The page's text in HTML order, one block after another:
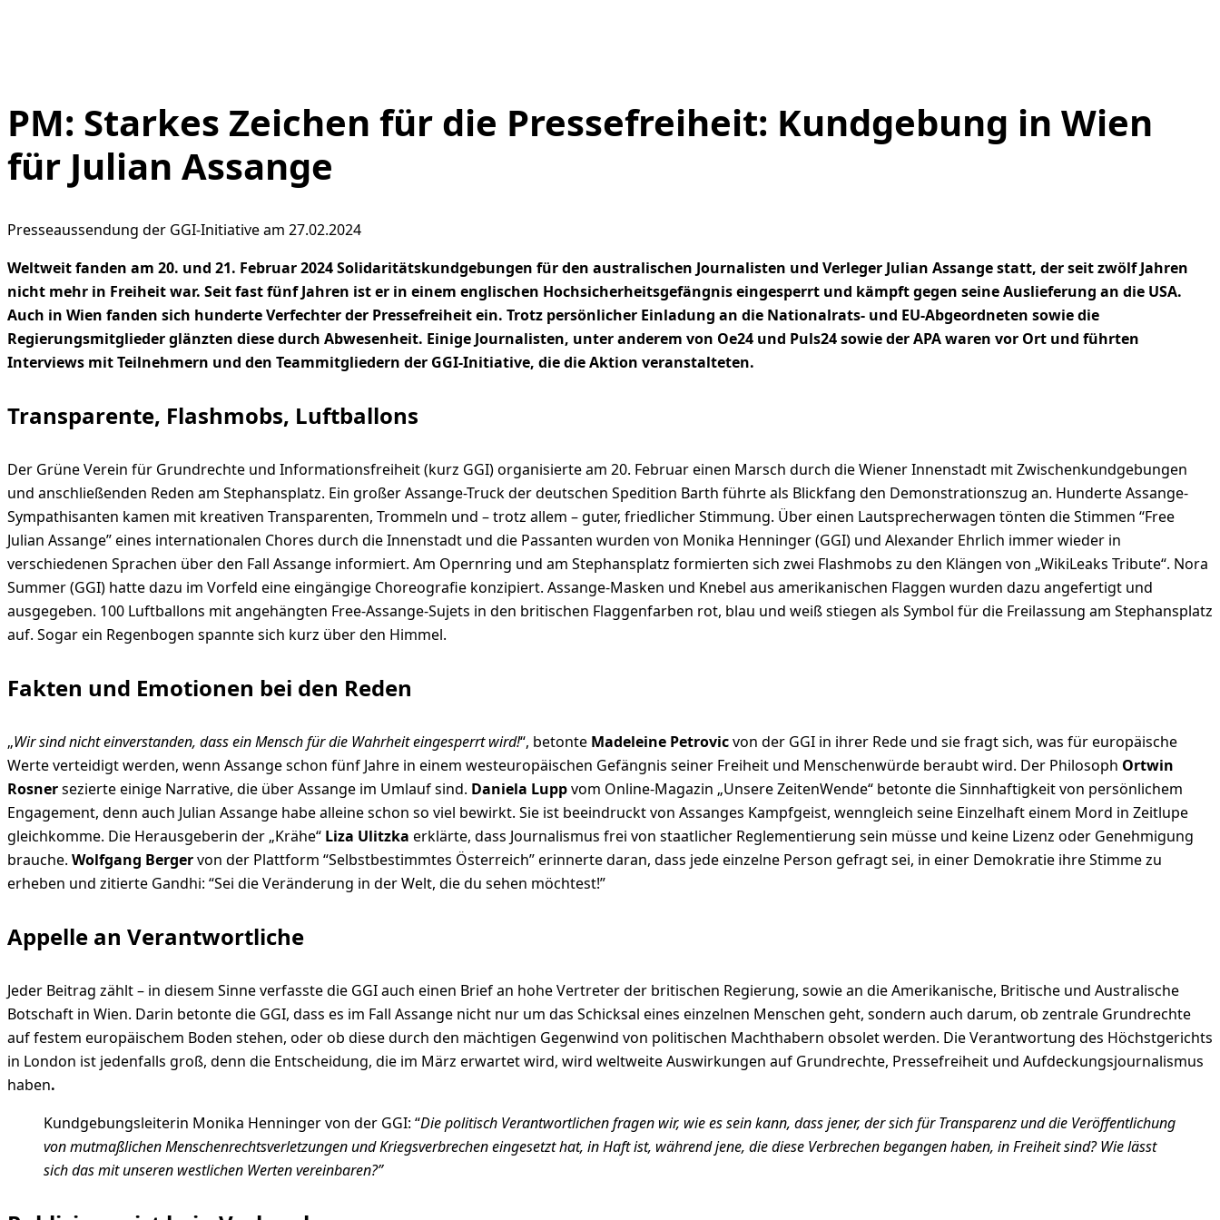
PM: Starkes Zeichen für die Pressefreiheit: Kundgebung in Wien
für Julian Assange
Presseaussendung der GGI-Initiative am 27.02.2024
Weltweit fanden am 20. und 21. Februar 2024 Solidaritätskundgebungen für den australischen Journalisten und Verleger Julian Assange statt, der seit zwölf Jahren
nicht mehr in Freiheit war. Seit fast fünf Jahren ist er in einem englischen Hochsicherheitsgefängnis eingesperrt und kämpft gegen seine Auslieferung an die USA.
Auch in Wien fanden sich hunderte Verfechter der Pressefreiheit ein. Trotz persönlicher Einladung an die Nationalrats- und EU-Abgeordneten sowie die
Regierungsmitglieder glänzten diese durch Abwesenheit. Einige Journalisten, unter anderem von Oe24 und Puls24 sowie der APA waren vor Ort und führten
Interviews mit Teilnehmern und den Teammitgliedern der GGI-Initiative, die die Aktion veranstalteten.
Transparente, Flashmobs, Luftballons
Der Grüne Verein für Grundrechte und Informationsfreiheit (kurz GGI) organisierte am 20. Februar einen Marsch durch die Wiener Innenstadt mit Zwischenkundgebungen
und anschließenden Reden am Stephansplatz. Ein großer Assange-Truck der deutschen Spedition Barth führte als Blickfang den Demonstrationszug an. Hunderte Assange-
Sympathisanten kamen mit kreativen Transparenten, Trommeln und – trotz allem – guter, friedlicher Stimmung. Über einen Lautsprecherwagen tönten die Stimmen “Free
Julian Assange” eines internationalen Chores durch die Innenstadt und die Passanten wurden von Monika Henninger (GGI) und Alexander Ehrlich immer wieder in
verschiedenen Sprachen über den Fall Assange informiert. Am Opernring und am Stephansplatz formierten sich zwei Flashmobs zu den Klängen von „WikiLeaks Tribute“. Nora
Summer (GGI) hatte dazu im Vorfeld eine eingängige Choreografie konzipiert. Assange-Masken und Knebel aus amerikanischen Flaggen wurden dazu angefertigt und
ausgegeben. 100 Luftballons mit angehängten Free-Assange-Sujets in den britischen Flaggenfarben rot, blau und weiß stiegen als Symbol für die Freilassung am Stephansplatz
auf. Sogar ein Regenbogen spannte sich kurz über den Himmel.
Fakten und Emotionen bei den Reden
„Wir sind nicht einverstanden, dass ein Mensch für die Wahrheit eingesperrt wird!“, betonte Madeleine Petrovicvon der GGI in ihrer Rede und sie fragt sich, was für europäische
Werte verteidigt werden, wenn Assange schon fünf Jahre in einem westeuropäischen Gefängnis seiner Freiheit und Menschenwürde beraubt wird. Der Philosoph Ortwin
Rosnersezierte einige Narrative, die über Assange im Umlauf sind. Daniela Luppvom Online-Magazin „Unsere ZeitenWende“ betonte die Sinnhaftigkeit von persönlichem
Engagement, denn auch Julian Assange habe alleine schon so viel bewirkt. Sie ist beeindruckt von Assanges Kampfgeist, wenngleich seine Einzelhaft einem Mord in Zeitlupe
gleichkomme. Die Herausgeberin der „Krähe“ Liza Ulitzka erklärte, dass Journalismus frei von staatlicher Reglementierung sein müsse und keine Lizenz oder Genehmigung
brauche. Wolfgang Bergervon der Plattform “Selbstbestimmtes Österreich” erinnerte daran, dass jede einzelne Person gefragt sei, in einer Demokratie ihre Stimme zu
erheben und zitierte Gandhi: “Sei die Veränderung in der Welt, die du sehen möchtest!”
Appelle an Verantwortliche
Jeder Beitrag zählt – in diesem Sinne verfasste die GGI auch einen Brief an hohe Vertreter der britischen Regierung, sowie an die Amerikanische, Britische und Australische
Botschaft in Wien. Darin betonte die GGI, dass es im Fall Assange nicht nur um das Schicksal eines einzelnen Menschen geht, sondern auch darum, ob zentrale Grundrechte
auf festem europäischem Boden stehen, oder ob diese durch den mächtigen Gegenwind von politischen Machthabern obsolet werden. Die Verantwortung des Höchstgerichts
in London ist jedenfalls groß, denn die Entscheidung, die im März erwartet wird, wird weltweite Auswirkungen auf Grundrechte, Pressefreiheit und Aufdeckungsjournalismus
haben.
Kundgebungsleiterin Monika Henninger von der GGI: “Die politisch Verantwortlichen fragen wir, wie es sein kann, dass jener, der sich für Transparenz und die Veröffentlichung
von mutmaßlichen Menschenrechtsverletzungen und Kriegsverbrechen eingesetzt hat, in Haft ist, während jene, die diese Verbrechen begangen haben, in Freiheit sind? Wie lässt
sich das mit unseren westlichen Werten vereinbaren?”